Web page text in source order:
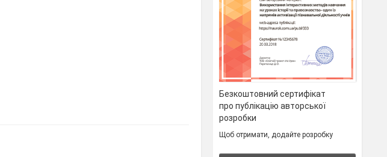
Безкоштовний сертифікат
про публікацію авторської
розробки
Щоб отримати, додайте розробку